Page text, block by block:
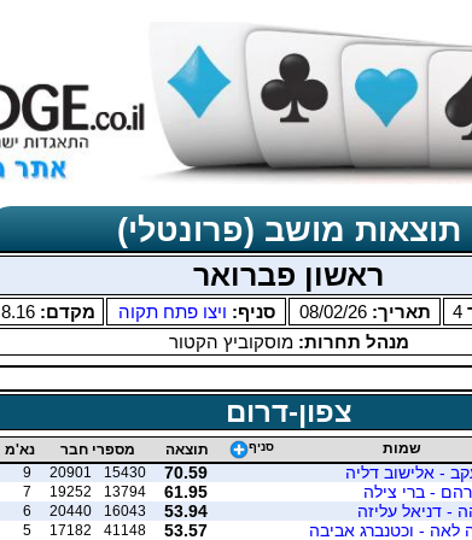
תוצאות מושב (פרונטלי)
ראשון פברואר
4 תאריך:08/02/26 סניף: ויצו פתח תקוה מקדם:8.16
מנהל תחרות:מוסקוביץ הקטור
צפון-דרום
שמות סניף תוצאה מספרי חבר
נא'מ
- אלישוב דליה 70.59
15430
20901
9
- ברי צילה 61.95
13794
19252
7
- דניאל עליזה 53.94
16043
20440
6
לאה - וכטנברג אביבה 53.57
41148
17182
5